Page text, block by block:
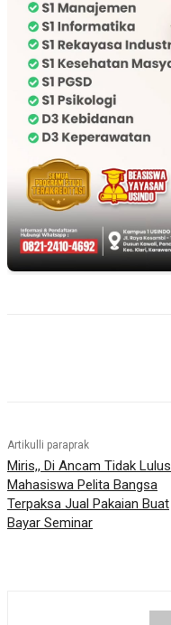
Artikulli paraprak
Miris,, Di Ancam Tidak Lulus
Mahasiswa Pelita Bangsa
Terpaksa Jual Pakaian Buat
Bayar Seminar